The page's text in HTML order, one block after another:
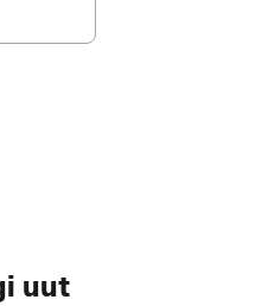
uut